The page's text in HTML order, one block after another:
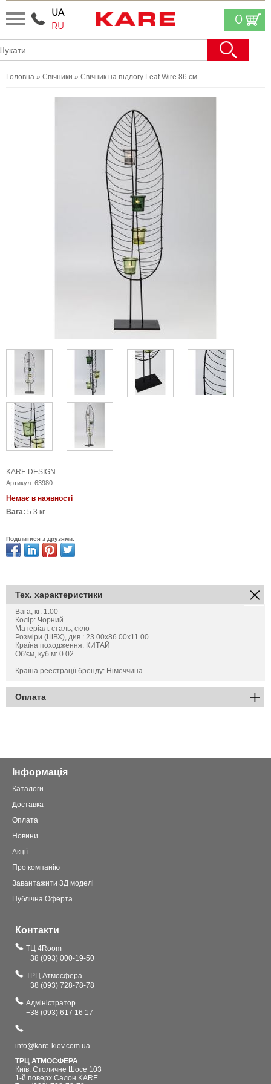
UA
RU
0
Головна » Свічники » Свічник на підлогу Leaf Wire 86 см.
KARE DESIGN
Артикул: 63980
Немає в наявності
Вага: 5.3 кг
Поділитися з друзями:
Тех. характеристики
Вага, кг: 1.00
Колір: Чорний
Матеріал: сталь, скло
Розміри (ШВХ), див.: 23.00x86.00x11.00
Країна походження: КИТАЙ
Об'єм, куб.м: 0.02
Країна реестрації бренду: Німеччина
Оплата
Інформація
Каталоги
Доставка
Оплата
Новини
Акції
Про компанію
Завантажити 3Д моделі
Публічна Оферта
Контакти
ТЦ 4Room
+38 (093) 000-19-50
ТРЦ Атмосфера
+38 (093) 728-78-78
Адміністратор
+38 (093) 617 16 17
info@kare-kiev.com.ua
ТРЦ АТМОСФЕРА
Київ. Столичне Шосе 103
1-й поверх Салон KARE